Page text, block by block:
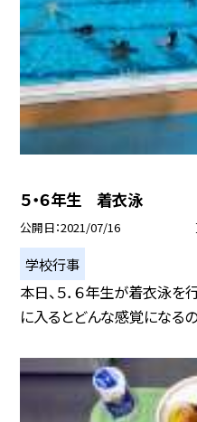
５・６年生 着衣泳
公開日 2021/07/16
学校行事
本日、５．６年生が着衣泳
に入るとどんな感覚になる